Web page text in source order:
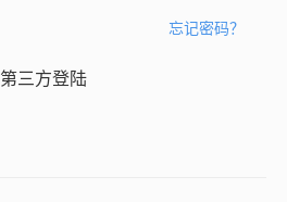
忘记密码？
第三方登陆